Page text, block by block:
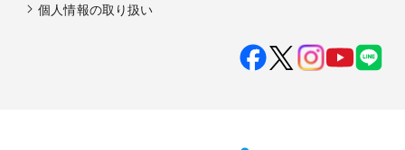
個人情報の取り扱い